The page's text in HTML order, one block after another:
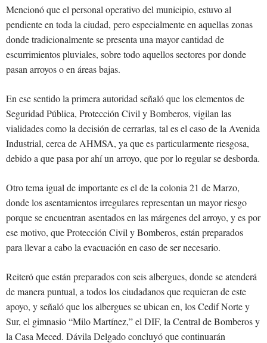
Mencionó que el personal operativo del municipio, estuvo al
pendiente en toda la ciudad, pero especialmente en aquellas zonas
donde tradicionalmente se presenta una mayor cantidad de
escurrimientos pluviales, sobre todo aquellos sectores por donde
pasan arroyos o en áreas bajas.
En ese sentido la primera autoridad señaló que los elementos de
Seguridad Pública, Protección Civil y Bomberos, vigilan las
vialidades como la decisión de cerrarlas, tal es el caso de la Avenida
Industrial, cerca de AHMSA, ya que es particularmente riesgosa,
debido a que pasa por ahí un arroyo, que por lo regular se desborda.
Otro tema igual de importante es el de la colonia 21 de Marzo,
donde los asentamientos irregulares representan un mayor riesgo
porque se encuentran asentados en las márgenes del arroyo, y es por
ese motivo, que Protección Civil y Bomberos, están preparados
para llevar a cabo la evacuación en caso de ser necesario.
Reiteró que están preparados con seis albergues, donde se atenderá
de manera puntual, a todos los ciudadanos que requieran de este
apoyo, y señaló que los albergues se ubican en, los Cedif Norte y
Sur, el gimnasio “Milo Martínez,” el DIF, la Central de Bomberos y
la Casa Meced. Dávila Delgado concluyó que continuarán